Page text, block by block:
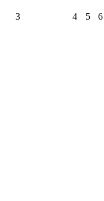
3 4 5
6